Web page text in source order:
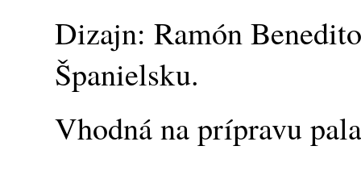
Dizajn: Ramón
Španielsku.
Vhodná na prípravu